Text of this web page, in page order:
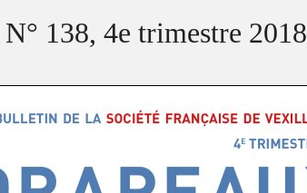
N° 138, 4e trimestre 2018